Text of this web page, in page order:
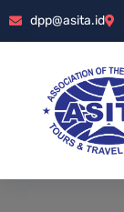
dpp@asita.id